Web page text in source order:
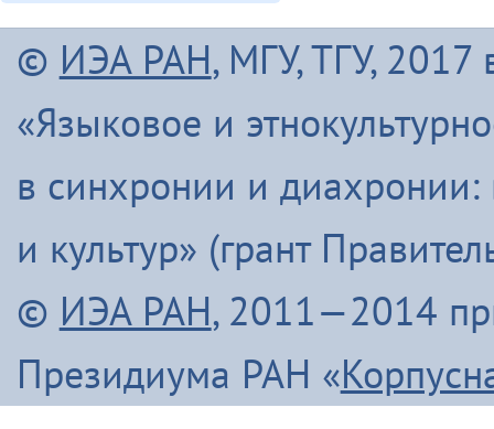
© ИЭА РАН, МГУ, ТГУ, 2017
«Языковое и
в синхронии и диахронии:
и культур» (грант
© ИЭА РАН, 2011—2014
Президиума РАН «